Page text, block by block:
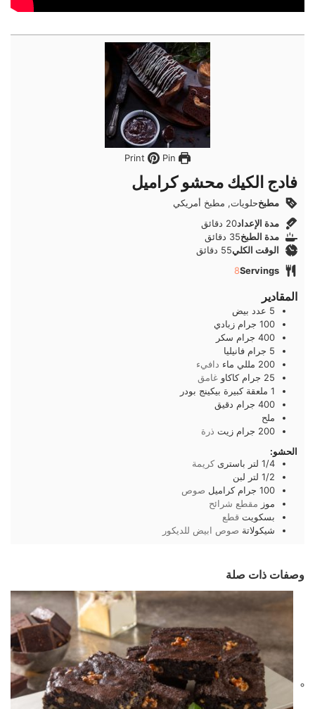
Pin
فادج الكيك محشو كراميل
مطبخحلويات, مطبخ أمريكي
مدة الإعداد20 دقائق
دقائق
مدة الطبخ35 دقائق
دقائق
الوقت الكلي55 دقائق
دقائق
Servings
8
المقادير
5 عدد بيض
100 جرام زبادي
400 جرام سكر
5 جرام فانيليا
200 مللي ماء دافيء
25 جرام كاكاو غامق
1 ملعقة كبيرة بيكينج بودر
400 جرام دقيق
ملح
200 جرام زيت ذرة
الحشو:
1/4 لتر باسترى كريمة
1/2 لتر لبن
100 جرام كراميل صوص
موز مقطع شرائح
بسكويت قطع
شيكولاتة صوص ابيض للديكور
وصفات ذات صلة